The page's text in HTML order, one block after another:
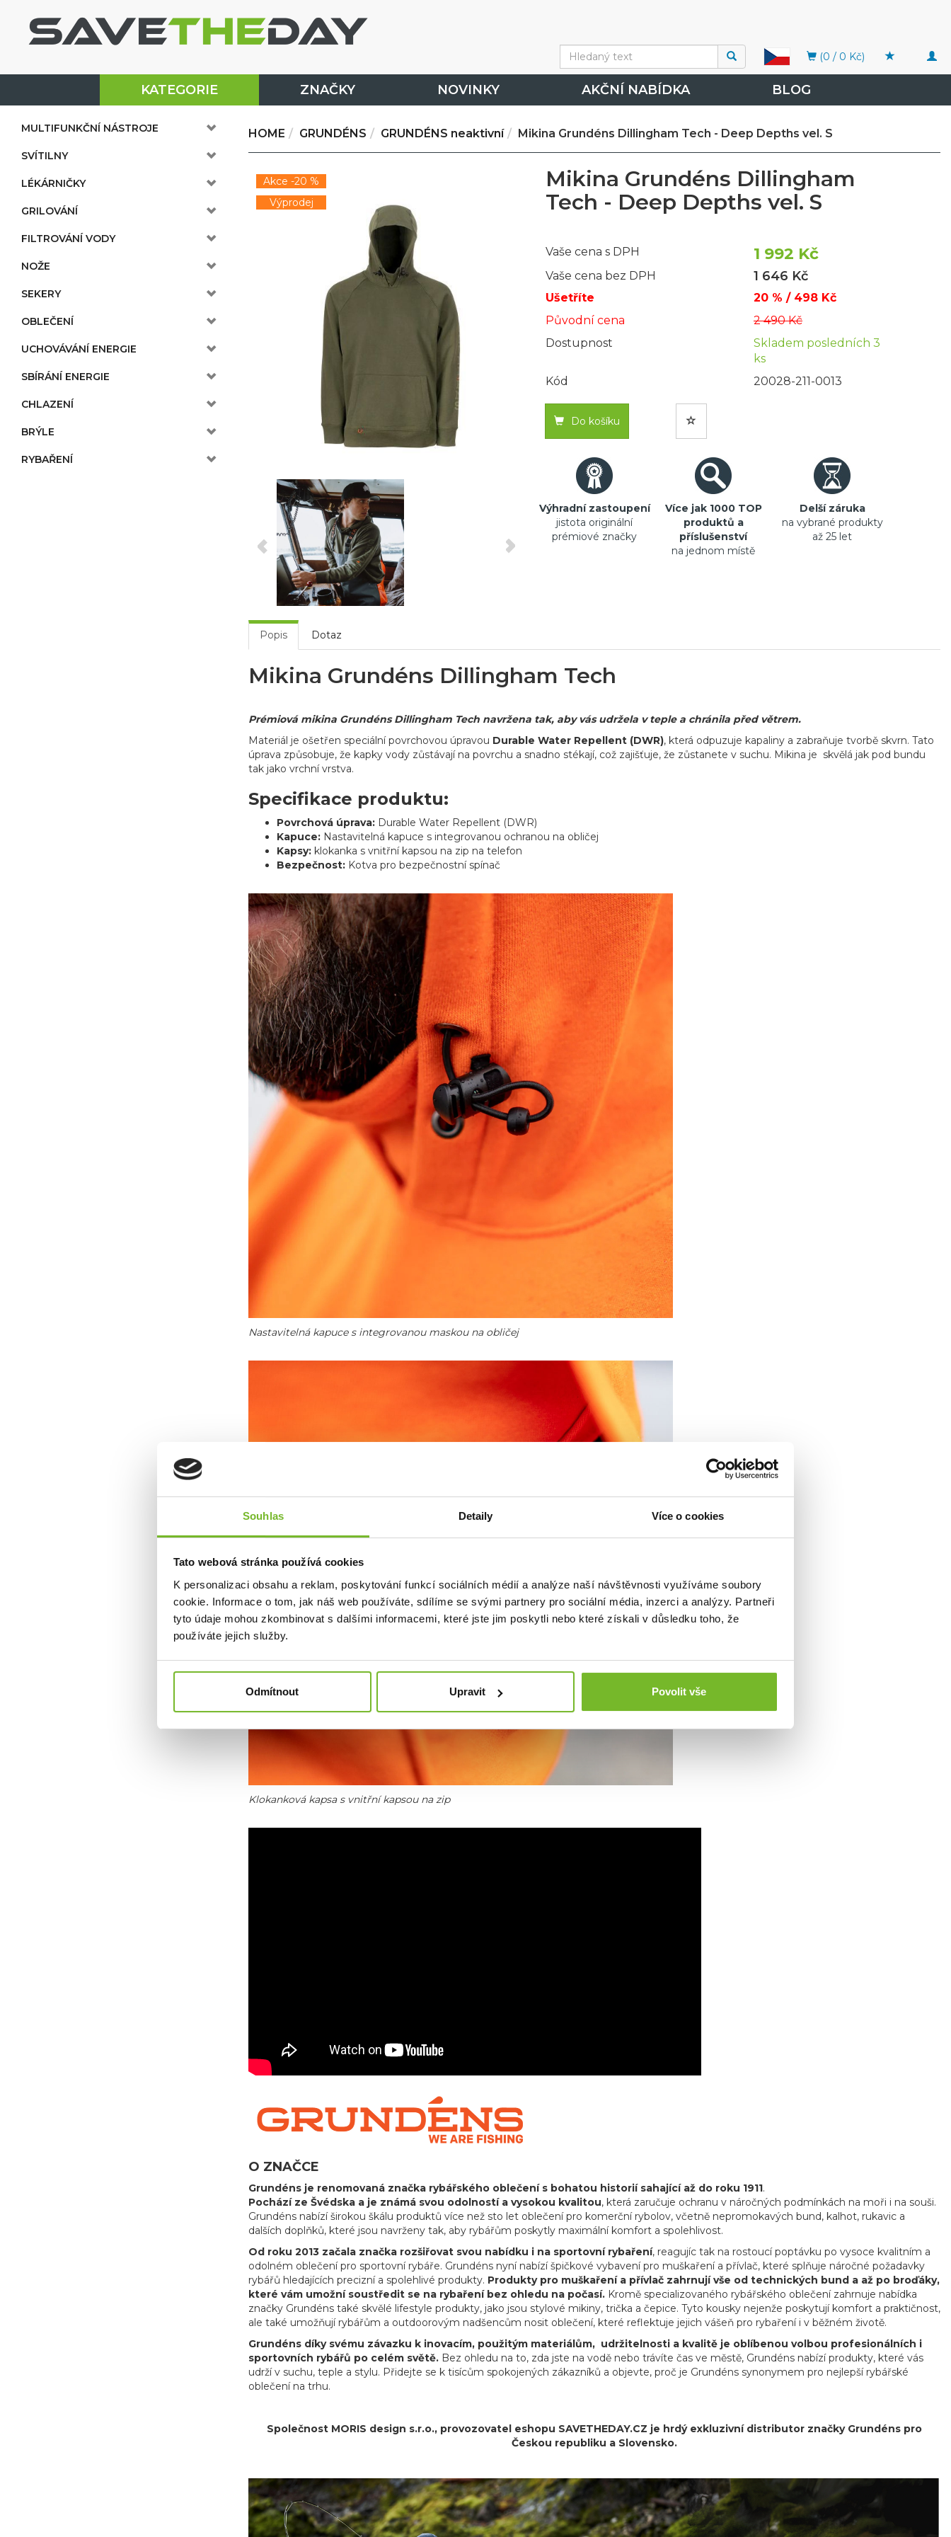
Souhlas Detaily Více o cookies
Tato webová stránka používá cookies
K personalizaci obsahu a reklam, poskytování funkcí sociálních médií a analýze naší návštěvnosti využíváme soubory
cookie. Informace o tom, jak náš web používáte, sdílíme se svými partnery pro sociální média, inzerci a analýzy. Partneři
tyto údaje mohou zkombinovat s dalšími informacemi, které jste jim poskytli nebo které získali v důsledku toho, že
používáte jejich služby.
Odmítnout Upravit Povolit vše
(0 / 0 Kč)
KATEGORIE ZNAČKY NOVINKY AKČNÍ NABÍDKA BLOG
MULTIFUNKČNÍ NÁSTROJE
SVÍTILNY
LÉKÁRNIČKY
GRILOVÁNÍ
FILTROVÁNÍ VODY
NOŽE
SEKERY
OBLEČENÍ
UCHOVÁVÁNÍ ENERGIE
SBÍRÁNÍ ENERGIE
CHLAZENÍ
BRÝLE
RYBAŘENÍ
HOME GRUNDÉNS GRUNDÉNS neaktivní Mikina Grundéns Dillingham Tech - Deep Depths vel. S
Akce -20 %
Výprodej
Mikina Grundéns Dillingham
Tech - Deep Depths vel. S
Vaše cena s DPH 1 992 Kč
Vaše cena bez DPH 1 646 Kč
Ušetříte
20 % / 498 Kč
Původní cena
2 490 Kč
Dostupnost
Skladem posledních 3
ks
Kód
20028-211-0013
Do košíku
Výhradní zastoupení
jistota originální
prémiové značky
Více jak 1000 TOP
produktů a
příslušenství
na jednom místě
Delší záruka
na vybrané produkty
až 25 let
Popis Dotaz
Mikina Grundéns Dillingham Tech
Prémiová mikina Grundéns Dillingham Tech navržena tak, aby vás udržela v teple a chránila před větrem.
Materiál je ošetřen speciální povrchovou úpravou Durable Water Repellent (DWR), která odpuzuje kapaliny a zabraňuje tvorbě skvrn. Tato
úprava způsobuje, že kapky vody zůstávají na povrchu a snadno stékají, což zajišťuje, že zůstanete v suchu. Mikina je skvělá jak pod bundu
tak jako vrchní vrstva.
Specifikace produktu:
Povrchová úprava: Durable Water Repellent (DWR)
Kapuce: Nastavitelná kapuce s integrovanou ochranou na obličej
Kapsy: klokanka s vnitřní kapsou na zip na telefon
Bezpečnost: Kotva pro bezpečnostní spínač
Nastavitelná kapuce s integrovanou maskou na obličej
Klokanková kapsa s vnitřní kapsou na zip
O ZNAČCE
Grundéns je renomovaná značka rybářského oblečení s bohatou historií sahající až do roku 1911.
Pochází ze Švédska a je známá svou odolností a vysokou kvalitou, která zaručuje ochranu v náročných podmínkách na moři i na souši.
Grundéns nabízí širokou škálu produktů více než sto let oblečení pro komerční rybolov, včetně nepromokavých bund, kalhot, rukavic a
dalších doplňků, které jsou navrženy tak, aby rybářům poskytly maximální komfort a spolehlivost.
Od roku 2013 začala značka rozšiřovat svou nabídku i na sportovní rybaření, reagujíc tak na rostoucí poptávku po vysoce kvalitním a
odolném oblečení pro sportovní rybáře. Grundéns nyní nabízí špičkové vybavení pro muškaření a přívlač, které splňuje náročné požadavky
rybářů hledajících precizní a spolehlivé produkty. Produkty pro muškaření a přívlač zahrnují vše od technických bund a až po broďáky,
které vám umožní soustředit se na rybaření bez ohledu na počasí. Kromě specializovaného rybářského oblečení zahrnuje nabídka
značky Grundéns také skvělé lifestyle produkty, jako jsou stylové mikiny, trička a čepice. Tyto kousky nejenže poskytují komfort a praktičnost,
ale také umožňují rybářům a outdoorovým nadšencům nosit oblečení, které reflektuje jejich vášeň pro rybaření i v běžném životě.
Grundéns díky svému závazku k inovacím, použitým materiálům, udržitelnosti a kvalitě je oblíbenou volbou profesionálních i
sportovních rybářů po celém světě. Bez ohledu na to, zda jste na vodě nebo trávíte čas ve městě, Grundéns nabízí produkty, které vás
udrží v suchu, teple a stylu. Přidejte se k tisícům spokojených zákazníků a objevte, proč je Grundéns synonymem pro nejlepší rybářské
oblečení na trhu.
Společnost MORIS design s.r.o., provozovatel eshopu SAVETHEDAY.CZ je hrdý exkluzivní distributor značky Grundéns pro
Českou republiku a Slovensko.